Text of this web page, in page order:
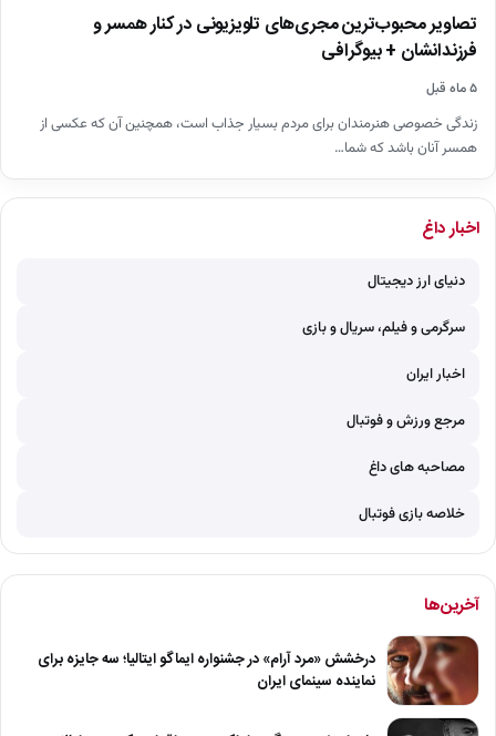
تصاویر محبوب‌ترین مجری‌های تلویزیونی در کنار همسر و
فرزندانشان + بیوگرافی
۵ ماه قبل
زندگی خصوصی هنرمندان برای مردم بسیار جذاب است، همچنین آن که عکسی از
همسر آنان باشد که شما…
اخبار داغ
دنیای ارز دیجیتال
سرگرمی و فیلم، سریال و بازی
اخبار ایران
مرجع ورزش و فوتبال
مصاحبه های داغ
خلاصه بازی فوتبال
آخرین‌ها
درخشش «مرد آرام» در جشنواره ایماگو ایتالیا؛ سه جایزه برای
نماینده سینمای ایران